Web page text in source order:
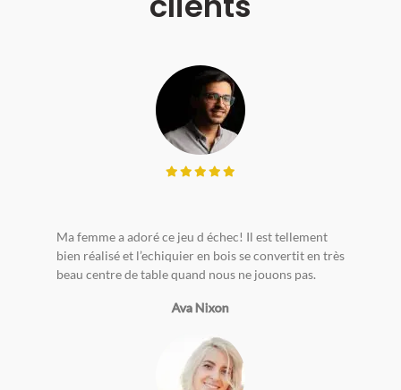
Ma femme a adoré ce jeu d échec! Il est tellement
bien réalisé et l’echiquier en bois se convertit en très
beau centre de table quand nous ne jouons pas.
Ava Nixon